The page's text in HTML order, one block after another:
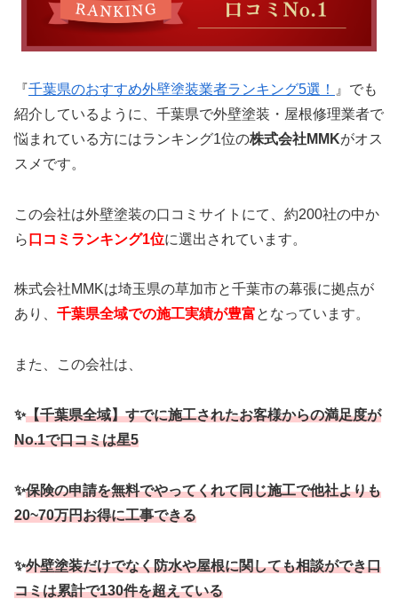
『千葉県のおすすめ外壁塗装業者ランキング5選！
』でも
紹介しているように、千葉県で外壁塗装・屋根修理業者で
悩まれている方にはランキング1位の株式会社MMKがオス
スメです。
この会社は外壁塗装の口コミサイトにて、約200社の中か
ら 口コミランキング1位に選出されています。
株式会社MMKは埼玉県の草加市と千葉市の幕張に拠点が
あり、 千葉県全域での施工実績が豊富となっています。
また、この会社は、
✨【千葉県全域】すでに施工されたお客様からの満足度が
No.1で口コミは星5
✨保険の申請を無料でやってくれて同じ施工で他社よりも
20~70万円お得に工事できる
✨外壁塗装だけでなく防水や屋根に関しても相談ができ口
コミは累計で130件を超えている